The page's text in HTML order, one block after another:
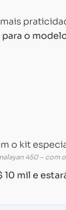
o
450 – com
mil e